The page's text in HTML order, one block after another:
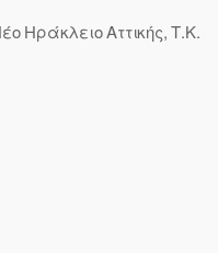
Ηράκλειο Αττικής, Τ.Κ.